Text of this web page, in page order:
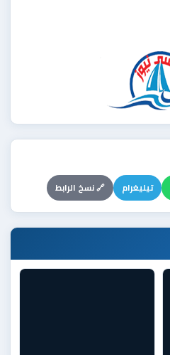
تيليغرام 🔗 نسخ الرابط